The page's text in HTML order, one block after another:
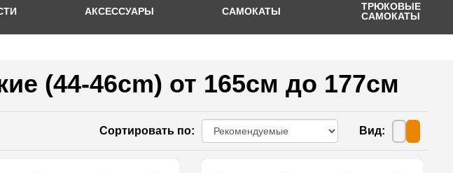
АКСЕССУАРЫ САМОКАТЫ
ТРЮКОВЫЕ
САМОКАТЫ
(44-46cm) от 165см до 177см
Сортировать по: Вид: